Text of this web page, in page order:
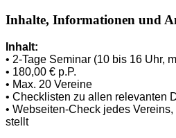
Inhalte, Informationen und
Inhalt:
• 2-Tage Seminar (10 bis 16 Uhr,
• 180,00 € p.P.
• Max. 20 Vereine
• Checklisten zu allen relevanten
• Webseiten-Check jedes
stellt